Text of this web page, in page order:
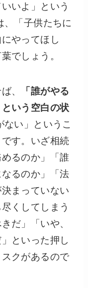
いよ」という
、「子供たちに
やってほし
でしょう。
、
「誰がやる
いう空白の状
い」というこ
す。いざ相続
るのか」「誰
るのか」「法
まっていない
くしてしまう
だ」「いや、
といった押し
クがあるので